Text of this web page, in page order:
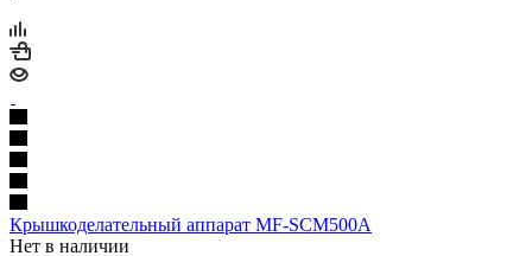
Крышкоделательный аппарат MF-SCM500A
Нет в наличии